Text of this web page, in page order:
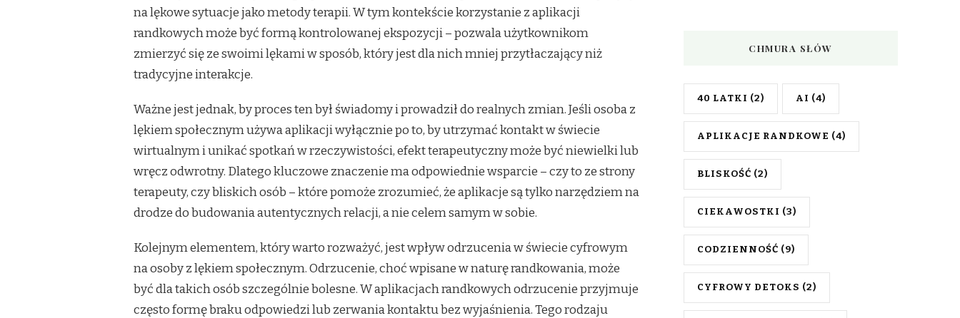
na lękowe sytuacje jako metody terapii. W tym kontekście korzystanie z aplikacji
randkowych może być formą kontrolowanej ekspozycji – pozwala użytkownikom
zmierzyć się ze swoimi lękami w sposób, który jest dla nich mniej przytłaczający niż
tradycyjne interakcje.
Ważne jest jednak, by proces ten był świadomy i prowadził do realnych zmian. Jeśli osoba z
lękiem społecznym używa aplikacji wyłącznie po to, by utrzymać kontakt w świecie
wirtualnym i unikać spotkań w rzeczywistości, efekt terapeutyczny może być niewielki lub
wręcz odwrotny. Dlatego kluczowe znaczenie ma odpowiednie wsparcie – czy to ze strony
terapeuty, czy bliskich osób – które pomoże zrozumieć, że aplikacje są tylko narzędziem na
drodze do budowania autentycznych relacji, a nie celem samym w sobie.
Kolejnym elementem, który warto rozważyć, jest wpływ odrzucenia w świecie cyfrowym
na osoby z lękiem społecznym. Odrzucenie, choć wpisane w naturę randkowania, może
być dla takich osób szczególnie bolesne. W aplikacjach randkowych odrzucenie przyjmuje
często formę braku odpowiedzi lub zerwania kontaktu bez wyjaśnienia. Tego rodzaju
CHMURA SŁÓW
40 LATKI (2) AI (4)
APLIKACJE RANDKOWE (4)
BLISKOŚĆ (2)
CIEKAWOSTKI (3)
CODZIENNOŚĆ (9)
CYFROWY DETOKS (2)